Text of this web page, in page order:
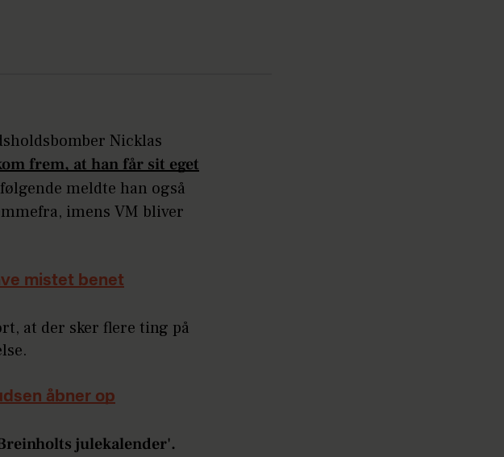
Nicklas
frem, at han får sit eget
meldte han også
imens VM bliver
mistet benet
at der sker flere ting på
åbner op
julekalender'.